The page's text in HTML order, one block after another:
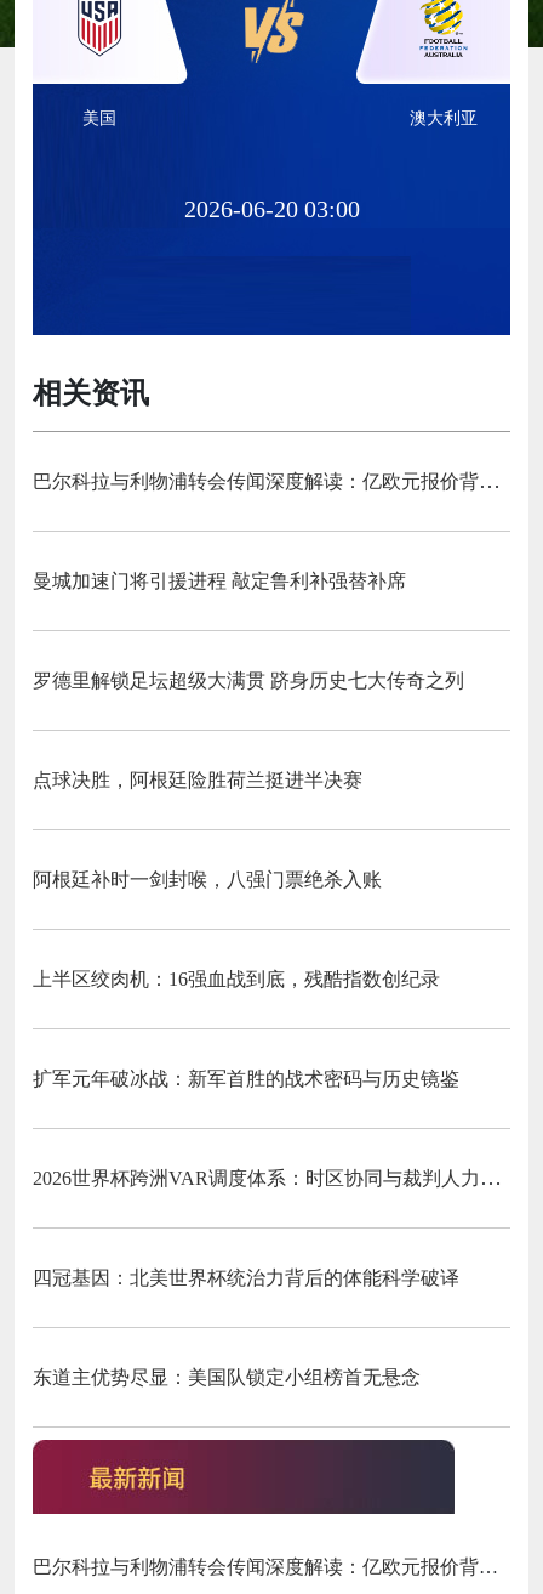
美国 澳大利亚
2026-06-20 03:00
相关资讯
巴尔科拉与利物浦转会传闻深度解读：亿欧元报价背后的战略博弈与市场逻辑‌
曼城加速门将引援进程 敲定鲁利补强替补席
罗德里解锁足坛超级大满贯 跻身历史七大传奇之列
点球决胜，阿根廷险胜荷兰挺进半决赛
阿根廷补时一剑封喉，八强门票绝杀入账
上半区绞肉机：16强血战到底，残酷指数创纪录
扩军元年破冰战：新军首胜的战术密码与历史镜鉴
2026世界杯跨洲VAR调度体系：时区协同与裁判人力配置优化策略
四冠基因：北美世界杯统治力背后的体能科学破译
东道主优势尽显：美国队锁定小组榜首无悬念
巴尔科拉与利物浦转会传闻深度解读：亿欧元报价背后的战略博弈与市场逻辑‌